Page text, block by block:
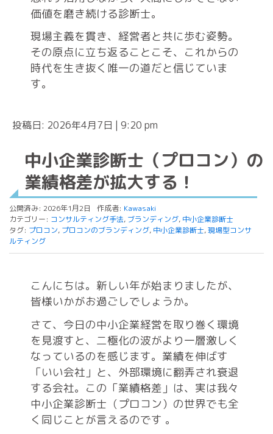
価値を磨き続ける診断士。
現場主義を貫き、経営者と共に歩む姿勢。
その原点に立ち返ることこそ、これからの
時代を生き抜く唯一の道だと信じていま
す。
投稿日: 2026年4月7日 | 9:20 pm
中小企業診断士（プロコン）の
業績格差が拡大する！
公開済み: 2026年1月2日 作成者: Kawasaki
カテゴリー: コンサルティング手法, ブランディング, 中小企業診断士
タグ: プロコン, プロコンのブランディング, 中小企業診断士,現場型コンサ
ルティング
こんにちは。新しい年が始まりましたが、
皆様いかがお過ごしでしょうか。
さて、今日の中小企業経営を取り巻く環境
を見渡すと、二極化の波がより一層激しく
なっているのを感じます。業績を伸ばす
「いい会社」と、外部環境に翻弄され衰退
する会社。この「業績格差」は、実は我々
中小企業診断士（プロコン）の世界でも全
く同じことが言えるのです 。